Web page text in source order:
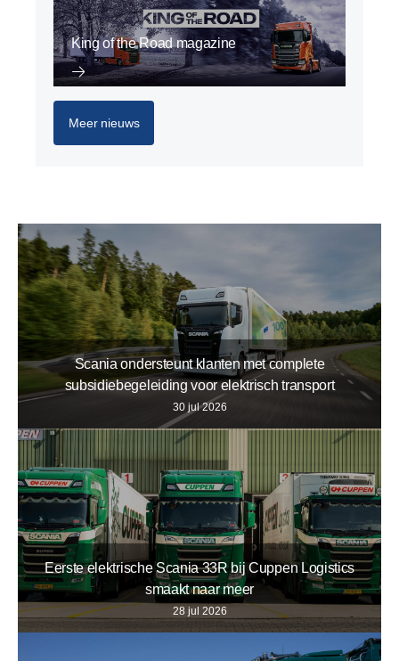
King of the Road magazine
Meer nieuws
Scania ondersteunt klanten met complete
subsidiebegeleiding voor elektrisch transport
30 jul 2026
Eerste elektrische Scania 33R bij Cuppen Logistics
smaakt naar meer
28 jul 2026